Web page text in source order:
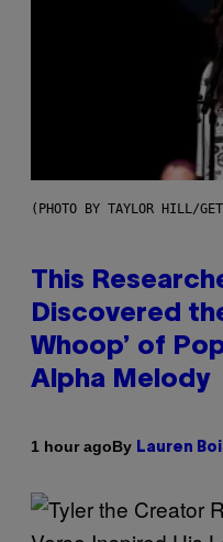
(PHOTO BY TAYLOR HILL/
This
Discovered
Whoop’ of
Alpha Melody
1 hour agoBy Lauren